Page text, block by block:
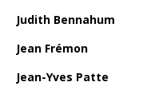
Judith Bennahum
Jean Frémon
Jean-Yves Patte